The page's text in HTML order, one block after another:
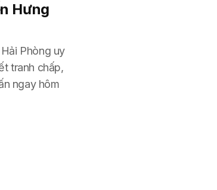
Hưng
Phòng uy
tranh chấp,
ngay hôm